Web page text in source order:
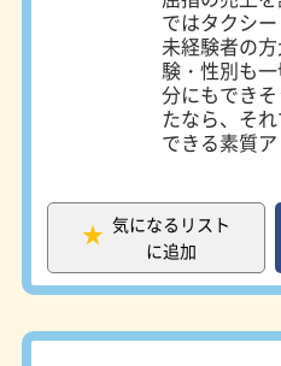
歓迎?
★95％が未
ドライバー
様々で、入
前職は営業
業などと多彩
行ったり、
まるらしいよ
りと人間関
ここ5年で
社し、この
3年で400名
ではタクシ
未経験者の
験・性別も
分にもでき
たなら、そ
できる素質
売上の3分の
定して稼げま
方も、ご家族
できる会社です。 【国
を開発し、
気になるリスト
に追加